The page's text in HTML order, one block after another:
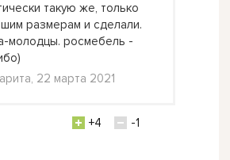
такую же, только
размерам и сделали.
молодцы. росмебель -
22 марта 2021
+4 -1